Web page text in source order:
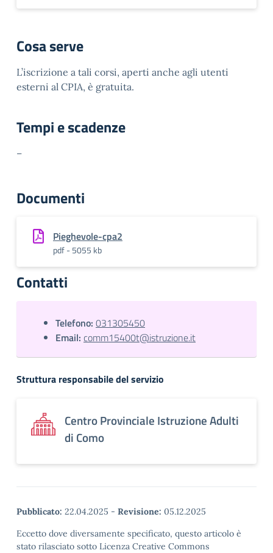
Cosa serve
L’iscrizione a tali corsi, aperti anche agli utenti
esterni al CPIA, è gratuita.
Tempi e scadenze
–
Documenti
Pieghevole-cpa2
pdf - 5055 kb
Contatti
Telefono: 031305450
Email: comm15400t@istruzione.it
Struttura responsabile del servizio
Centro Provinciale Istruzione Adulti
di Como
Pubblicato: 22.04.2025 - Revisione: 05.12.2025
Eccetto dove diversamente specificato, questo articolo è
stato rilasciato sotto Licenza Creative Commons